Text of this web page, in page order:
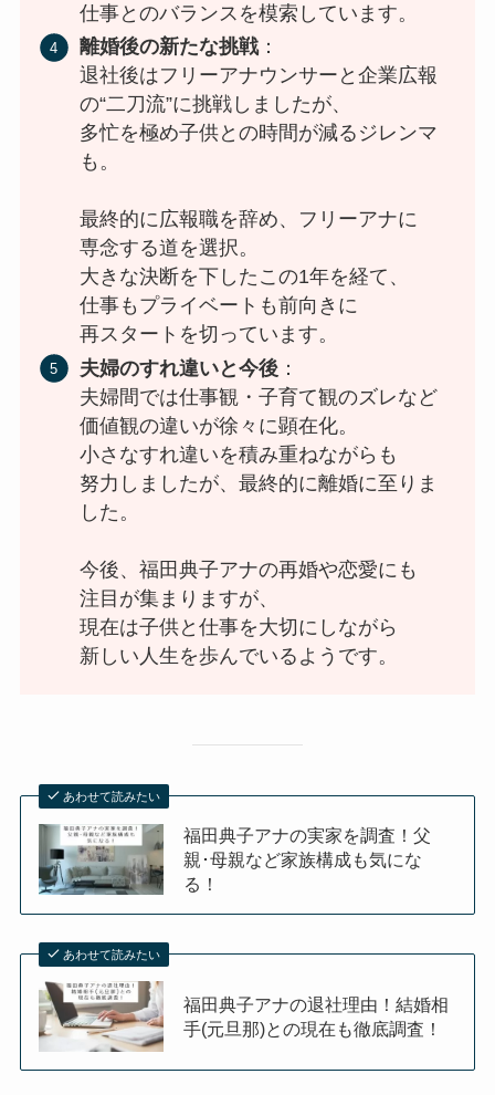
仕事とのバランスを模索しています。
離婚後の新たな挑戦：
退社後はフリーアナウンサーと企業広報
の“二刀流”に挑戦しましたが、
多忙を極め子供との時間が減るジレンマ
も。
最終的に広報職を辞め、フリーアナに
専念する道を選択。
大きな決断を下したこの1年を経て、
仕事もプライベートも前向きに
再スタートを切っています。
夫婦のすれ違いと今後：
夫婦間では仕事観・子育て観のズレなど
価値観の違いが徐々に顕在化。
小さなすれ違いを積み重ねながらも
努力しましたが、最終的に離婚に至りま
した。
今後、福田典子アナの再婚や恋愛にも
注目が集まりますが、
現在は子供と仕事を大切にしながら
新しい人生を歩んでいるようです。
あわせて読みたい
福田典子アナの実家を調査！父
親･母親など家族構成も気にな
る！
あわせて読みたい
福田典子アナの退社理由！結婚相
手(元旦那)との現在も徹底調査！